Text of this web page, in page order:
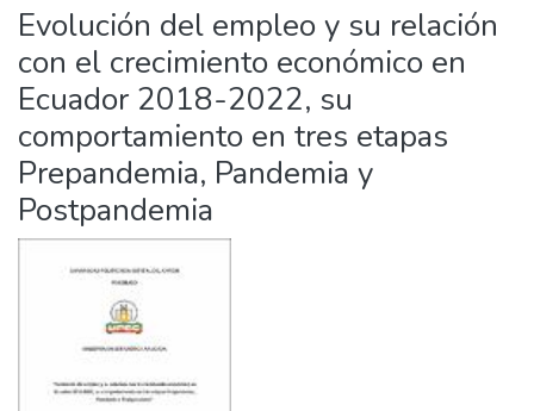
Estadísticas Externas
Manuales
Evolución del empleo y su relación
con el crecimiento económico en
Ecuador 2018-2022, su
comportamiento en tres etapas
Prepandemia, Pandemia y
Postpandemia